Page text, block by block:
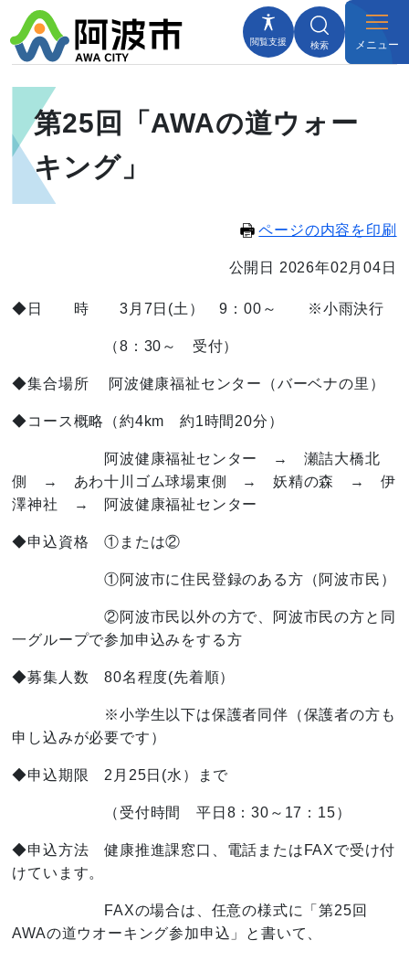
閲覧支援 検索 メニュー
第25回「AWAの道ウォー
キング」
ページの内容を印刷
公開日 2026年02月04日
◆日 時 3月7日(土） 9：00～ ※小雨決行
（8：30～ 受付）
◆集合場所 阿波健康福祉センター（バーベナの里）
◆コース概略（約4km 約1時間20分）
阿波健康福祉センター → 瀬詰大橋北
側 → あわ十川ゴム球場東側 → 妖精の森 → 伊
澤神社 → 阿波健康福祉センター
◆申込資格 ①または②
①阿波市に住民登録のある方（阿波市民）
②阿波市民以外の方で、阿波市民の方と同
一グループで参加申込みをする方
◆募集人数 80名程度(先着順）
※小学生以下は保護者同伴（保護者の方も
申し込みが必要です）
◆申込期限 2月25日(水）まで
（受付時間 平日8：30～17：15）
◆申込方法 健康推進課窓口、電話またはFAXで受け付
けています。
FAXの場合は、任意の様式に「第25回
AWAの道ウオーキング参加申込」と書いて、